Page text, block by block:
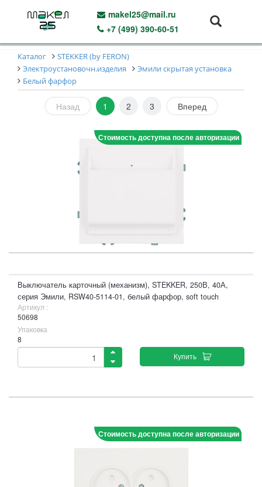
makel25@mail.ru
+7 (499) 390-60-51
Каталог
STEKKER (by FERON)
Электроустановочн.изделия
Эмили скрытая установка
Белый фарфор
Назад 1 2 3 Вперед
Стоимость доступна после авторизации
Выключатель карточный (механизм), STEKKER, 250В, 40А,
серия Эмили, RSW40-5114-01, белый фарфор, soft touch
Артикул :
50698
Упаковка
8
Купить
Стоимость доступна после авторизации